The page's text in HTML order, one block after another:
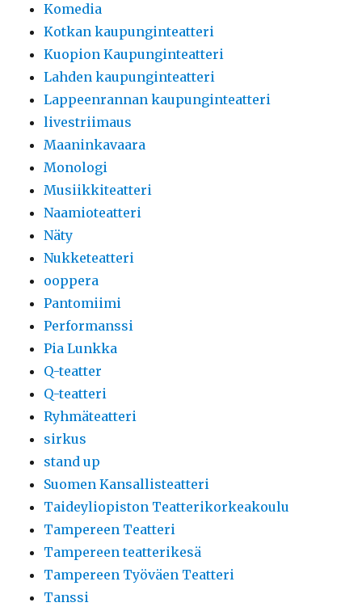
Komedia
Kotkan kaupunginteatteri
Kuopion Kaupunginteatteri
Lahden kaupunginteatteri
Lappeenrannan kaupunginteatteri
livestriimaus
Maaninkavaara
Monologi
Musiikkiteatteri
Naamioteatteri
Näty
Nukketeatteri
ooppera
Pantomiimi
Performanssi
Pia Lunkka
Q-teatter
Q-teatteri
Ryhmäteatteri
sirkus
stand up
Suomen Kansallisteatteri
Taideyliopiston Teatterikorkeakoulu
Tampereen Teatteri
Tampereen teatterikesä
Tampereen Työväen Teatteri
Tanssi